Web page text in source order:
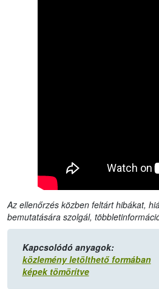
Az ellenőrzés közben feltárt hibákat,
bemutatására szolgál,
Kapcsolódó anyagok:
közlemény letölthető formában
képek tömörítve